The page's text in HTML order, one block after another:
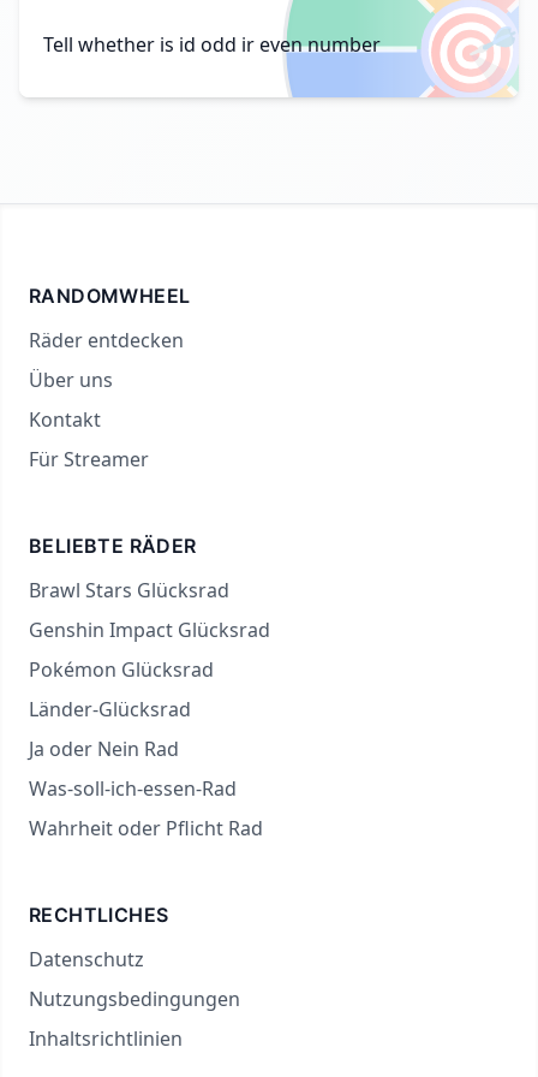
🎯
Tell whether is id odd ir even number
RANDOMWHEEL
Räder entdecken
Über uns
Kontakt
Für Streamer
BELIEBTE RÄDER
Brawl Stars Glücksrad
Genshin Impact Glücksrad
Pokémon Glücksrad
Länder-Glücksrad
Ja oder Nein Rad
Was-soll-ich-essen-Rad
Wahrheit oder Pflicht Rad
RECHTLICHES
Datenschutz
Nutzungsbedingungen
Inhaltsrichtlinien